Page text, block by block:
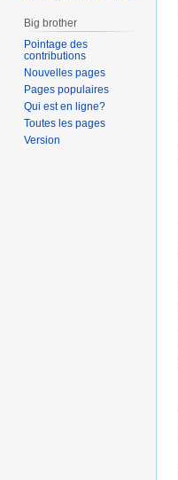
Big brother
Pointage des
contributions
Nouvelles pages
Pages populaires
Qui est en ligne?
Toutes les pages
Version